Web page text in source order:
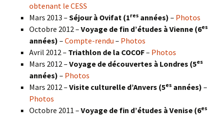
obtenant le CESS
Mars 2013 – Séjour à Ovifat (1res années) – Photos
Octobre 2012 – Voyage de fin d’études à Vienne (6es
années) – Compte-rendu – Photos
Avril 2012 – Triathlon de la COCOF– Photos
Mars 2012 – Voyage de découvertes à Londres (5es
années) – Photos
Mars 2012 – Visite culturelle d’Anvers (5es années) –
Photos
Octobre 2011 – Voyage de fin d’études à Venise (6es